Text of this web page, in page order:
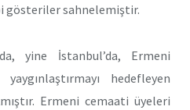
gösteriler sahnelemiştir.
yine İstanbul’da, Ermeni
hedefleyen
Ermeni cemaati üyeleri